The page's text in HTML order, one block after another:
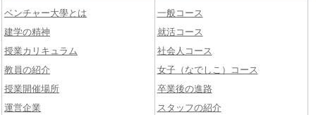
ベンチャー大學とは
建学の精神
授業カリキュラム
教員の紹介
授業開催場所
運営企業
一般コース
就活コース
社会人コース
女子（なでしこ）コース
卒業後の進路
スタッフの紹介